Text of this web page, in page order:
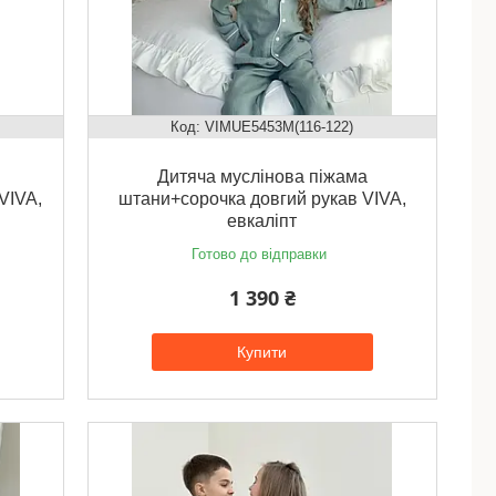
VIMUЕ5453M(116-122)
Дитяча муслінова піжама
штани+сорочка довгий рукав VIVA,
евкаліпт
Готово до відправки
1 390 ₴
Купити